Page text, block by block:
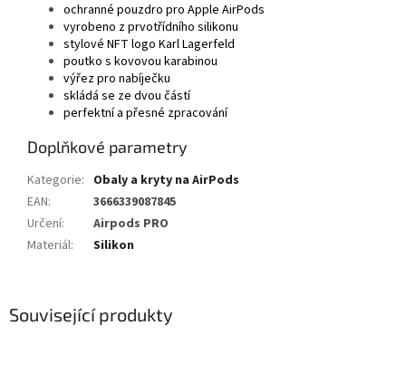
Související produkty
ochranné pouzdro pro Apple AirPods
vyrobeno z prvotřídního silikonu
stylové NFT logo Karl Lagerfeld
poutko s kovovou karabinou
výřez pro nabíječku
skládá se ze dvou částí
perfektní a přesné zpracování
Doplňkové parametry
Kategorie: Obaly a kryty na AirPods
EAN:
3666339087845
Určení:
Airpods PRO
Materiál: Silikon